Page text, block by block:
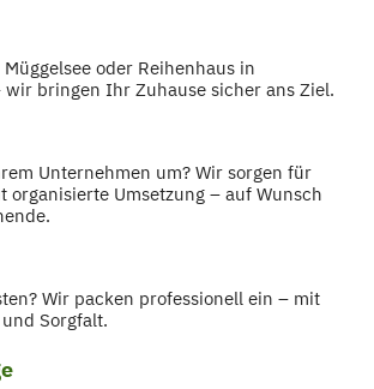
oder Reihenhaus in
wir bringen Ihr Zuhause sicher ans Ziel.
Unternehmen um? Wir sorgen für
organisierte Umsetzung – auf Wunsch
Wir packen professionell ein – mit
Sorgfalt.